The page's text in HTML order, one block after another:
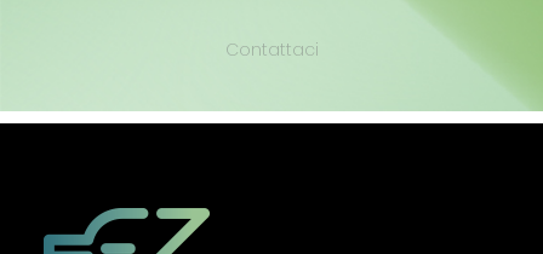
Contattaci